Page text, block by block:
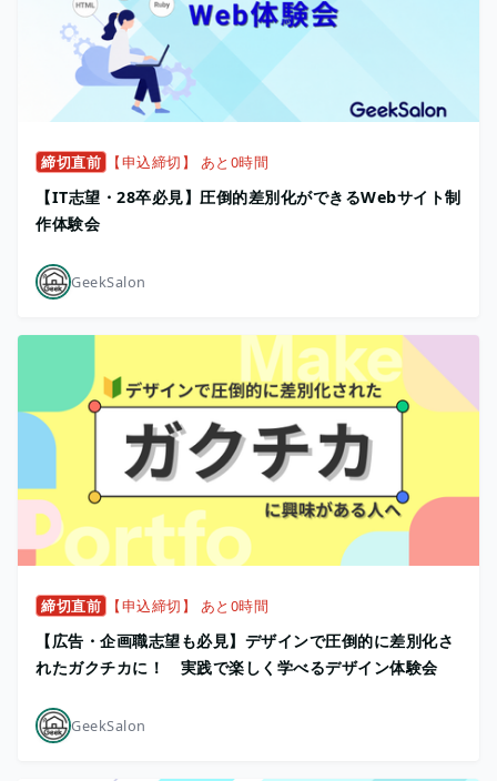
締切直前 【申込締切】 あと0時間
【IT志望・28卒必見】圧倒的差別化ができるWebサイト制
作体験会
GeekSalon
締切直前 【申込締切】 あと0時間
【広告・企画職志望も必見】デザインで圧倒的に差別化さ
れたガクチカに！ 実践で楽しく学べるデザイン体験会
GeekSalon